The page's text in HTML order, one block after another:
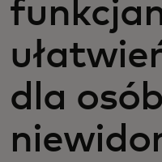
dla osób